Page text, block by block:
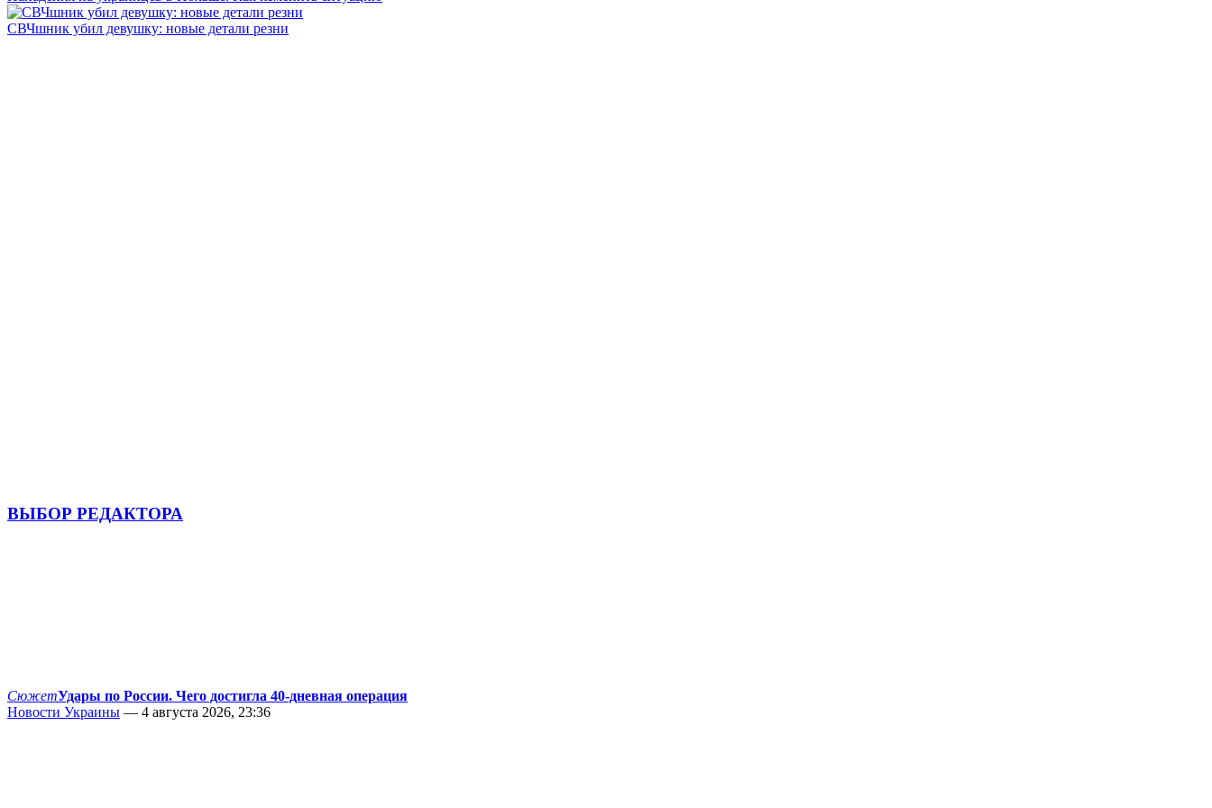
СВЧшник убил девушку: новые детали резни
ВЫБОР РЕДАКТОРА
СюжетУдары по России. Чего достигла 40-дневная операция
Новости Украины — 4 августа 2026, 23:36